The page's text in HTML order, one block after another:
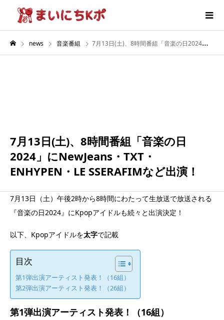
news 音楽番組 7月13日(土)、8時間番組「音楽の日2024」にNewJeans・TXT・ENHYPEN・LE SSERAFIMなど出演！
7月13日(土)、8時間番組「音楽の日
2024」にNewJeans・TXT・
ENHYPEN・LE SSERAFIMなど出演！
7月13日（土）午後2時から8時間にわたって生放送で放送される
『音楽の日2024』にKpopアイドルも続々と出演決定！
以下、Kpopアイドルを太字で記載
目次
第1弾出演アーティスト発表！（16組）
第2弾出演アーティスト発表！（26組）
第1弾出演アーティスト発表！（16組）